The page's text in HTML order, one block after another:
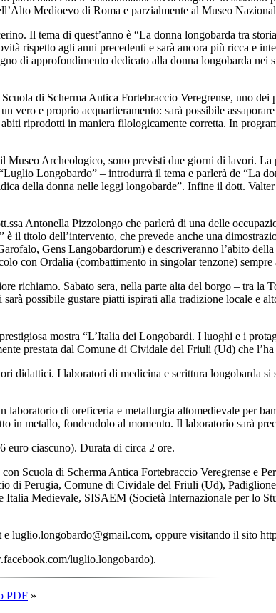
Medioevo di Roma e parzialmente al Museo
Il tema di quest’anno è “La donna longobarda tra
rispetto agli anni precedenti e sarà ancora più ricca e
di approfondimento dedicato alla donna longobarda nei
di Scherma Antica Fortebraccio Veregrense, uno
vero e proprio acquartieramento: sarà possibile
riprodotti in maniera filologicamente corretta. In
Museo Archeologico, sono previsti due giorni di lavori. La
Longobardo” – introdurrà il tema e parlerà de “La
della donna nelle leggi longobarde”. Infine il dott.
Antonella Pizzolongo che parlerà di una delle
il titolo dell’intervento, che prevede anche una
Gens Langobardorum) e descriveranno l’abito
con Ordalia (combattimento in singolar tenzone) sempre
richiamo. Sabato sera, nella parte alta del borgo – tra
possibile gustare piatti ispirati alla tradizione locale e
mostra “L’Italia dei Longobardi. I luoghi e i
prestata dal Comune di Cividale del Friuli (Ud) che l’ha
didattici. I laboratori di medicina e scrittura longobarda
di oreficeria e metallurgia altomedievale per
in metallo, fondendolo al momento. Il laboratorio sarà
euro ciascuno). Durata di circa 2 ore.
Scuola di Scherma Antica Fortebraccio Veregrense e
di Perugia, Comune di Cividale del Friuli (Ud),
Italia Medievale, SISAEM (Società Internazionale per lo
luglio.longobardo@gmail.com, oppure visitando il sito
luglio.longobardo).
PDF »